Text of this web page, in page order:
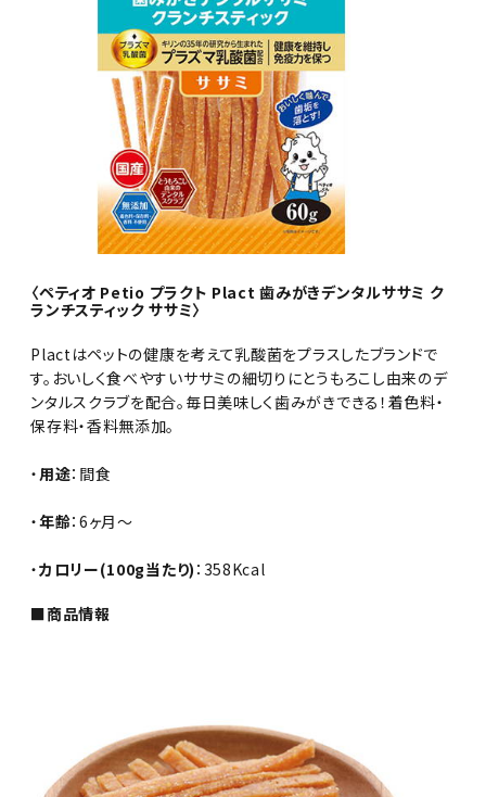
〈ペティオ Petio プラクト Plact 歯みがきデンタルササミ ク
ランチスティック ササミ〉
Plactはペットの健康を考えて乳酸菌をプラスしたブランドで
す。おいしく食べやすいササミの細切りにとうもろこし由来のデ
ンタルスクラブを配合。毎日美味しく歯みがきできる！着色料・
保存料・香料無添加。
・ 用途：間食
・年齢：6ヶ月～
・カロリー(100g当たり) ：358Kcal
■商品情報